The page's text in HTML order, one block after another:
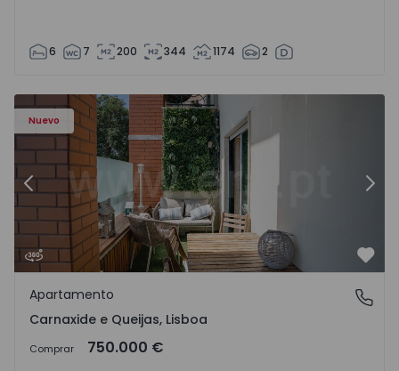
6 7 200 344 1174 2
Nuevo
- 20
Apartamento T3 Oeiras, Carnaxide e Queijas - 1524029 - 1
Anterior
Carnaxide e Queijas, Lisboa
Apartamento
Carnaxide e Queijas, Lisboa
Comprar 750.000 €